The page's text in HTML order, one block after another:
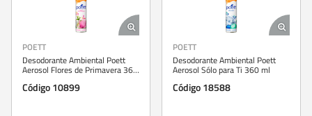
POETT
Desodorante Ambiental Poett
Aerosol Flores de Primavera 360
Código 10899
POETT
Desodorante Ambiental Poett
Aerosol Sólo para Ti 360 ml
Código 18588